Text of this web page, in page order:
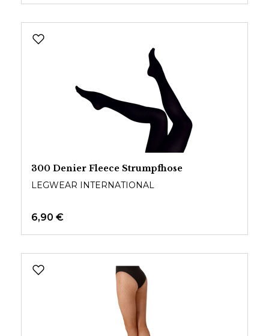
300 Denier Fleece Strumpfhose
LEGWEAR INTERNATIONAL
6,90 €